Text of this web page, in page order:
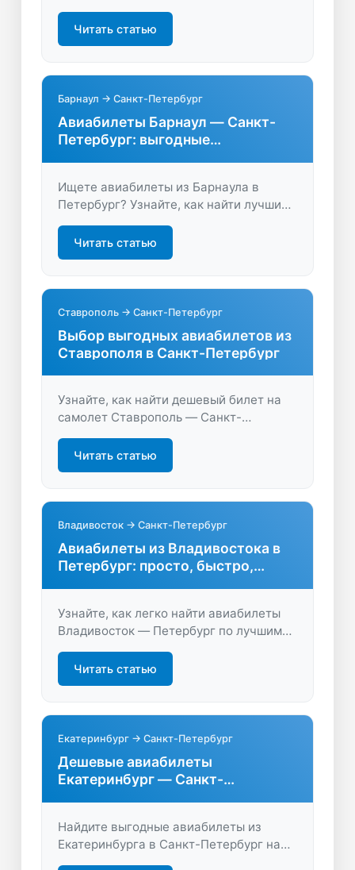
LastBilet.ru. Сравните цены, выберите
удобные рейсы и сэкономьте на
перелёте. Легко, быстро и без переплат
Читать статью
Барнаул → Санкт-Петербург
Авиабилеты Барнаул — Санкт-
Петербург: выгодные
Ищете авиабилеты из Барнаула в
Петербург? Узнайте, как найти лучшие
удобный рейс. Экономьте время и
деньги — все варианты на одном сайте.
Читать статью
Ставрополь → Санкт-Петербург
Выбор выгодных авиабилетов из
Ставрополя в Санкт-Петербург
Узнайте, как найти дешевый билет на
самолет Ставрополь — Санкт-
Петербург, сравните цены и выберите
лучший вариант на LastBilet.ru.
Быстрое бронирование и удобные
Читать статью
Владивосток → Санкт-Петербург
Авиабилеты из Владивостока в
Петербург: просто, быстро,
Узнайте, как легко найти авиабилеты
Владивосток — Петербург по лучшим
ценам. Сравните варианты, выберите
удобный рейс и забронируйте билеты
онлайн без лишних переплат.
Читать статью
Екатеринбург → Санкт-Петербург
Дешевые авиабилеты
Екатеринбург — Санкт-
Найдите выгодные авиабилеты из
Екатеринбурга в Санкт-Петербург на